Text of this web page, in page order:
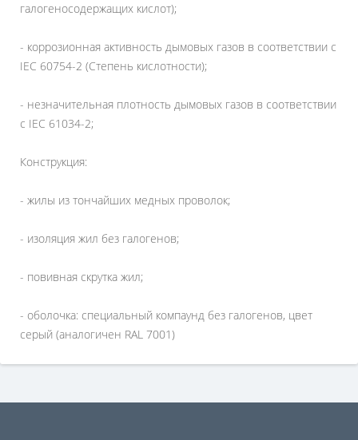
галогеносодержащих кислот);
- коррозионная активность дымовых газов в соответствии с
IEC 60754-2 (Степень кислотности);
- незначительная плотность дымовых газов в соответствии
с IEC 61034-2;
Конструкция:
- жилы из тончайших медных проволок;
- изоляция жил без галогенов;
- повивная скрутка жил;
- оболочка: специальный компаунд без галогенов, цвет
серый (аналогичен RAL 7001)